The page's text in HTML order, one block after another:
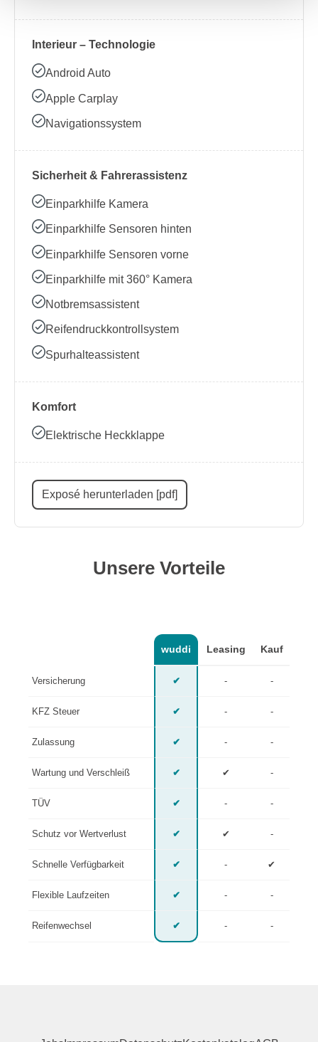
Interieur – Technologie
Android Auto
Apple Carplay
Navigationssystem
Sicherheit & Fahrerassistenz
Einparkhilfe Kamera
Einparkhilfe Sensoren hinten
Einparkhilfe Sensoren vorne
Einparkhilfe mit 360° Kamera
Notbremsassistent
Reifendruckkontrollsystem
Spurhalteassistent
Komfort
Elektrische Heckklappe
Exposé herunterladen [pdf]
Unsere Vorteile
wuddi Leasing Kauf
Versicherung ✔ - -
KFZ Steuer ✔ - -
Zulassung ✔ - -
Wartung und Verschleiß ✔ ✔ -
TÜV ✔ - -
Schutz vor Wertverlust ✔ ✔ -
Schnelle Verfügbarkeit ✔ - ✔
Flexible Laufzeiten ✔ - -
Reifenwechsel ✔ - -